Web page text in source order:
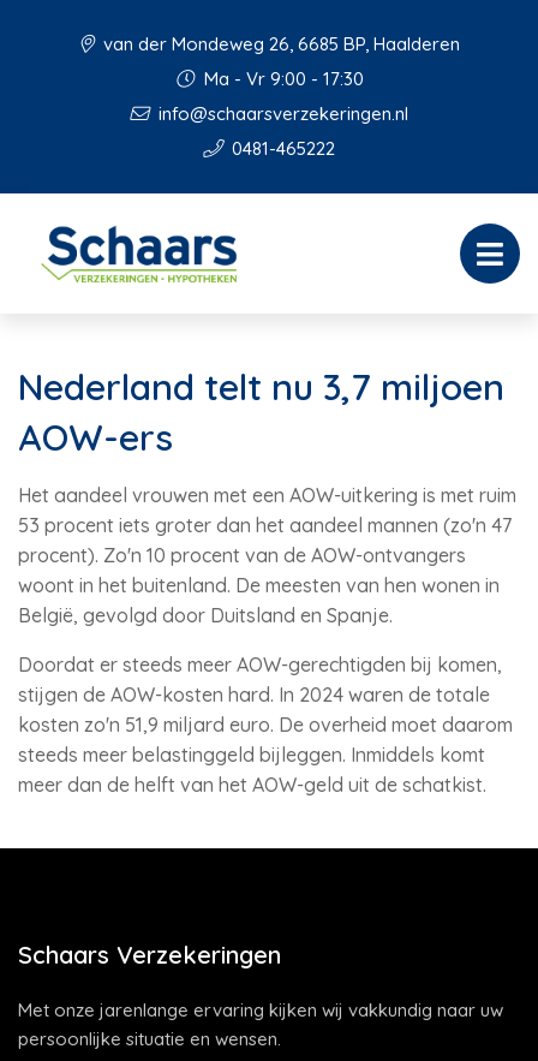
van der Mondeweg 26, 6685 BP, Haalderen
Ma - Vr 9:00 - 17:30
info@schaarsverzekeringen.nl
0481-465222
Nederland telt nu 3,7 miljoen
AOW-ers
Het aandeel vrouwen met een AOW-uitkering is met ruim
53 procent iets groter dan het aandeel mannen (zo'n 47
procent). Zo'n 10 procent van de AOW-ontvangers
woont in het buitenland. De meesten van hen wonen in
België, gevolgd door Duitsland en Spanje.
Doordat er steeds meer AOW-gerechtigden bij komen,
stijgen de AOW-kosten hard. In 2024 waren de totale
kosten zo'n 51,9 miljard euro. De overheid moet daarom
steeds meer belastinggeld bijleggen. Inmiddels komt
meer dan de helft van het AOW-geld uit de schatkist.
Schaars Verzekeringen
Met onze jarenlange ervaring kijken wij vakkundig naar uw
persoonlijke situatie en wensen.